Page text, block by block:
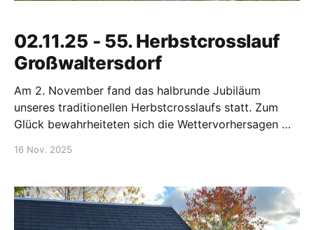
02.11.25 - 55. Herbstcrosslauf
Großwaltersdorf
Am 2. November fand das halbrunde Jubiläum
unseres traditionellen Herbstcrosslaufs statt. Zum
Glück bewahrheiteten sich die Wettervorhersagen mit
hin zu 11 km und umfassten zum zweiten Mal die
Sächsischen
16 Nov. 2025